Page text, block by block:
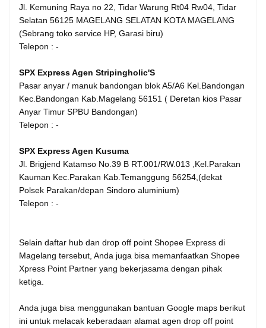
Jl. Kemuning Raya no 22, Tidar Warung Rt04 Rw04, Tidar
Selatan 56125 MAGELANG SELATAN KOTA MAGELANG
(Sebrang toko service HP, Garasi biru)
Telepon : -
SPX Express Agen Stripingholic'S
Pasar anyar / manuk bandongan blok A5/A6 Kel.Bandongan
Kec.Bandongan Kab.Magelang 56151 ( Deretan kios Pasar
Anyar Timur SPBU Bandongan)
Telepon : -
SPX Express Agen Kusuma
Jl. Brigjend Katamso No.39 B RT.001/RW.013 ,Kel.Parakan
Kauman Kec.Parakan Kab.Temanggung 56254,(dekat
Polsek Parakan/depan Sindoro aluminium)
Telepon : -
Selain daftar hub dan drop off point Shopee Express di
Magelang tersebut, Anda juga bisa memanfaatkan Shopee
Xpress Point Partner yang bekerjasama dengan pihak
ketiga.
Anda juga bisa menggunakan bantuan Google maps berikut
ini untuk melacak keberadaan alamat agen drop off point